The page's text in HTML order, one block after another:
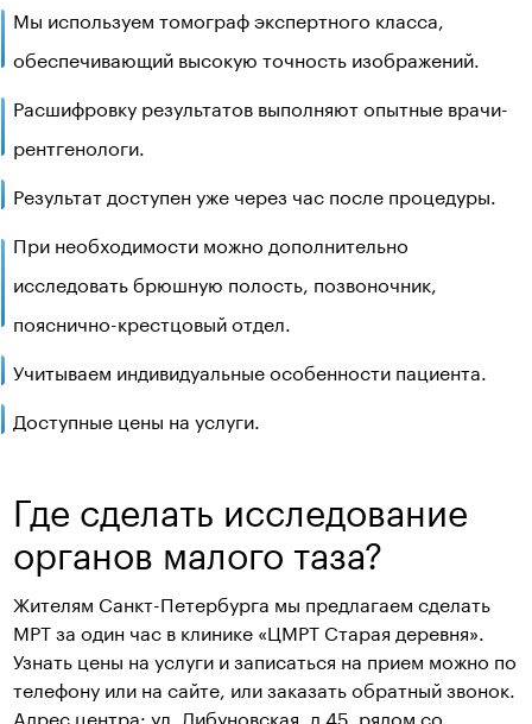
Мы используем томограф экспертного класса,
обеспечивающий высокую точность изображений.
Расшифровку результатов выполняют опытные врачи-
рентгенологи.
Результат доступен уже через час после процедуры.
При необходимости можно дополнительно
исследовать брюшную полость, позвоночник,
пояснично-крестцовый отдел.
Учитываем индивидуальные особенности пациента.
Доступные цены на услуги.
Где сделать исследование
органов малого таза?
Жителям Санкт-Петербурга мы предлагаем сделать
МРТ за один час в клинике «ЦМРТ Старая деревня».
Узнать цены на услуги и записаться на прием можно по
телефону или на сайте, или заказать обратный звонок.
Адрес центра: ул. Дибуновская, д.45, рядом со